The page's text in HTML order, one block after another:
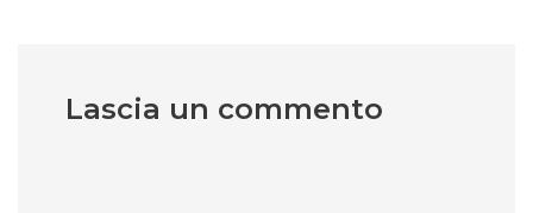
Lascia un commento